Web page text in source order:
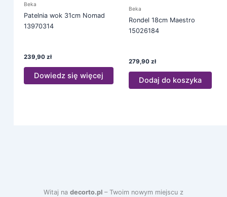
Beka
Patelnia wok 31cm Nomad
13970314
239,90 zł
Dowiedz się więcej
Beka
Rondel 18cm Maestro
15026184
279,90 zł
Dodaj do koszyka
Witaj na decorto.pl – Twoim nowym miejscu z